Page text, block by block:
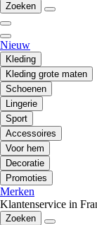
Zoeken
Nieuw
Kleding
Kleding grote maten
Schoenen
Lingerie
Sport
Accessoires
Voor hem
Decoratie
Promoties
Merken
Klantenservice in
Zoeken